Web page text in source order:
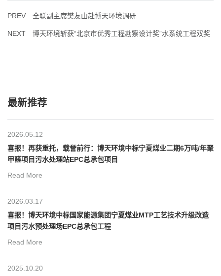
PREV 全联副主席樊友山赴博天环境调研
NEXT 博天环境斩获“北京市优秀工程勘察设计奖”水系统工程双奖
最新推荐
2026.05.12
喜报！再获重托，载誉前行：博天环境中标宁夏煤业二期6万吨/年聚
甲醛项目污水处理站EPC总承包项目
Read More
2026.03.17
喜报！博天环境中标国家能源集团宁夏煤业MTP工艺技术升级改造
项目污水预处理场EPC总承包工程
Read More
2025.10.20